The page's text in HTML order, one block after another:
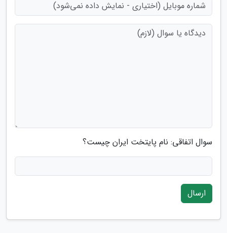
سوال اتفاقی: نام پایتخت ایران چیست؟
ارسال